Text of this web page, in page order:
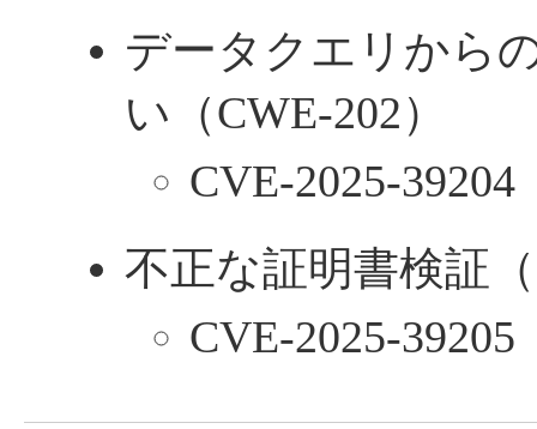
データクエリから
い（CWE-202）
CVE-2025-39204
不正な証明書検証
CVE-2025-39205